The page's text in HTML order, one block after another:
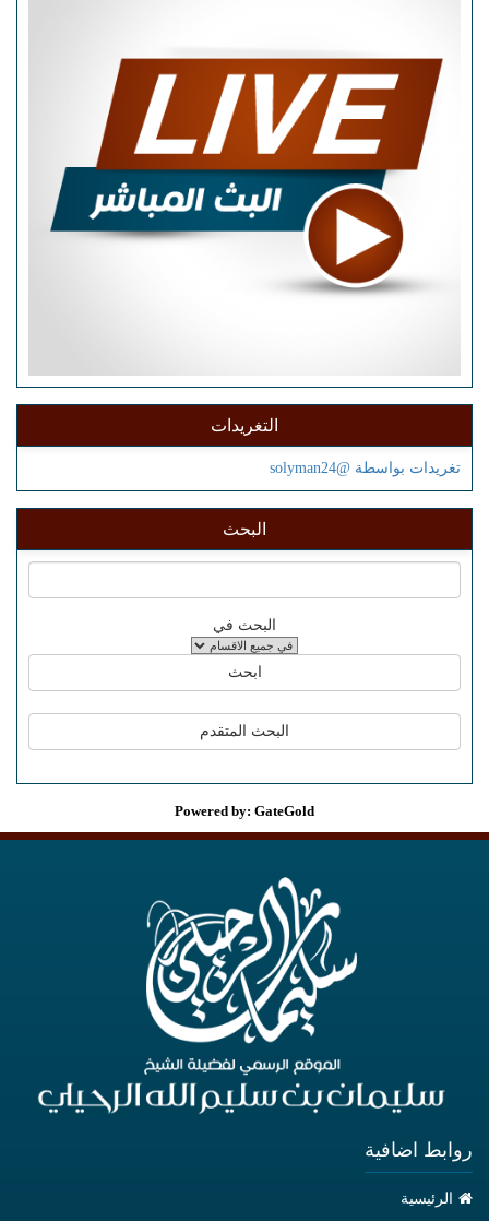
التغريدات
تغريدات بواسطة @solyman24
البحث
البحث في
Powered by: GateGold
روابط اضافية
الرئيسية